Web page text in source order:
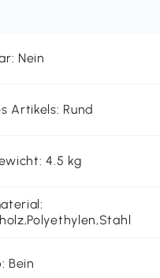
Nein
Artikels: Rund
4.5 kg
Bein